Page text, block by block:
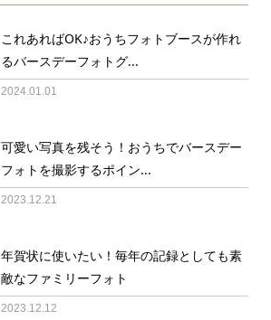
これあればOK♪おうちフォトブースが作れ
るバースデーフォトグ...
2024.01.01
可愛い写真を残そう！おうちでバースデー
フォトを撮影するポイン...
2023.12.21
年賀状に使いたい！毎年の記録としても素
敵なファミリーフォト
2023.12.12